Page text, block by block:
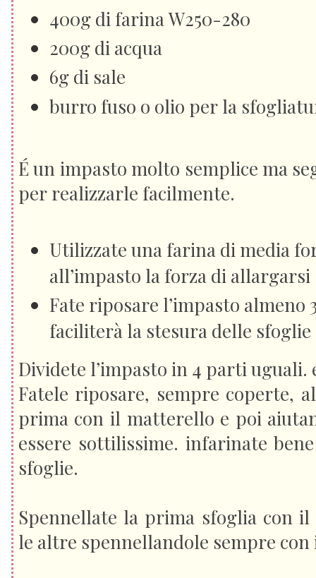
400g di farina W250-280
200g di acqua
6g di sale
burro fuso o olio per la
É un impasto molto semplice ma
per realizzarle facilmente.
Utilizzate una farina di media
all’impasto la forza di
Fate riposare l’impasto almeno
faciliterà la stesura delle
Dividete l’impasto in 4 parti
Fatele riposare, sempre coperte,
prima con il matterello e poi
essere sottilissime. infarinate
sfoglie.
Spennellate la prima sfoglia con
le altre spennellandole sempre